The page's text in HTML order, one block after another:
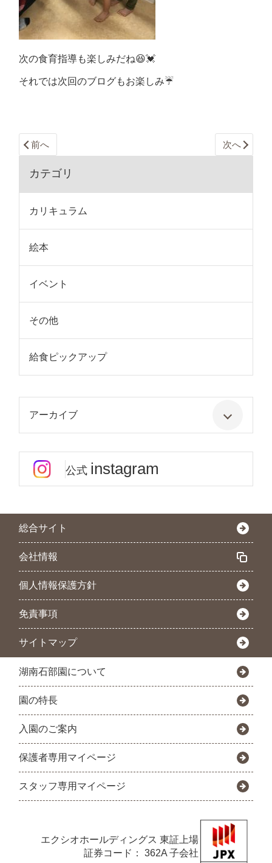
次の食育指導も楽しみだね😆💓
それでは次回のブログもお楽しみ☔️
前へ 次へ
カテゴリ
カリキュラム
絵本
イベント
その他
給食ピックアップ
アーカイブ
公式 instagram
総合サイト
会社情報
個人情報保護方針
免責事項
サイトマップ
湖南石部園について
園の特長
入園のご案内
保護者専用マイページ
スタッフ専用マイページ
エクシオホールディングス 東証上場
証券コード： 362A 子会社